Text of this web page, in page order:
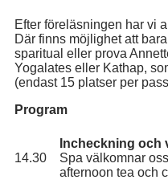
Efter föreläsningen har vi
Där finns möjlighet att
sparitual eller prova
Yogalates eller Kathap,
(endast 15 platser per
Program
14.30
Incheckning och
Spa välkomnar
afternoon tea och